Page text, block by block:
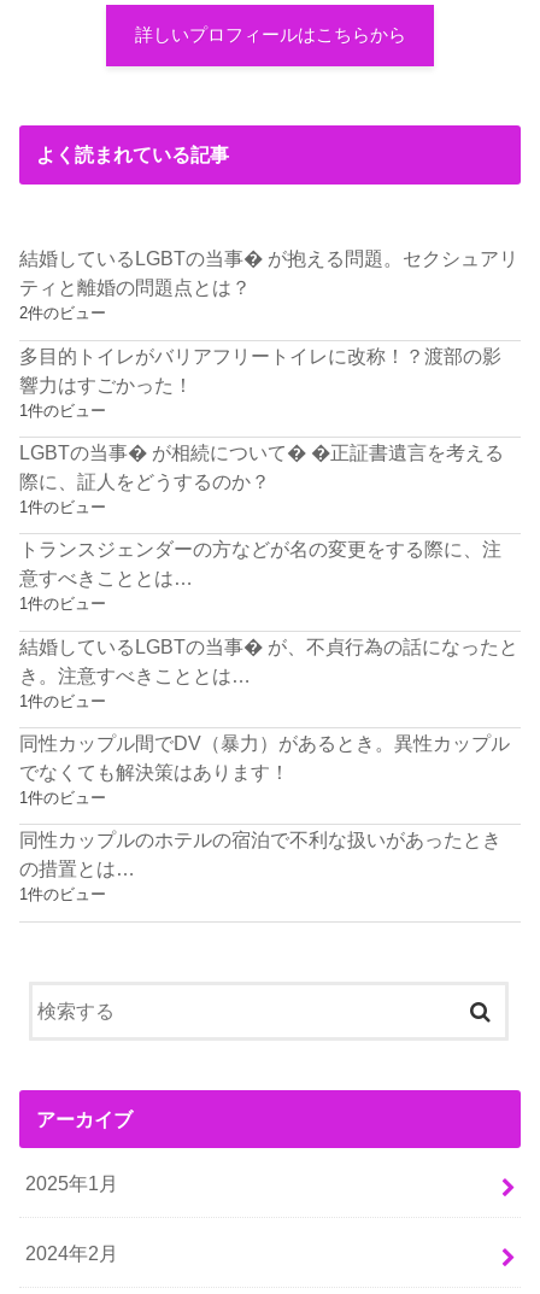
詳しいプロフィールはこちらから
よく読まれている記事
結婚しているLGBTの当事� が抱える問題。セクシュアリ
ティと離婚の問題点とは？
2件のビュー
多目的トイレがバリアフリートイレに改称！？渡部の影
響力はすごかった！
1件のビュー
LGBTの当事� が相続について� �正証書遺言を考える
際に、証人をどうするのか？
1件のビュー
トランスジェンダーの方などが名の変更をする際に、注
意すべきこととは…
1件のビュー
結婚しているLGBTの当事� が、不貞行為の話になったと
き。注意すべきこととは…
1件のビュー
同性カップル間でDV（暴力）があるとき。異性カップル
でなくても解決策はあります！
1件のビュー
同性カップルのホテルの宿泊で不利な扱いがあったとき
の措置とは…
1件のビュー
アーカイブ
2025年1月
2024年2月